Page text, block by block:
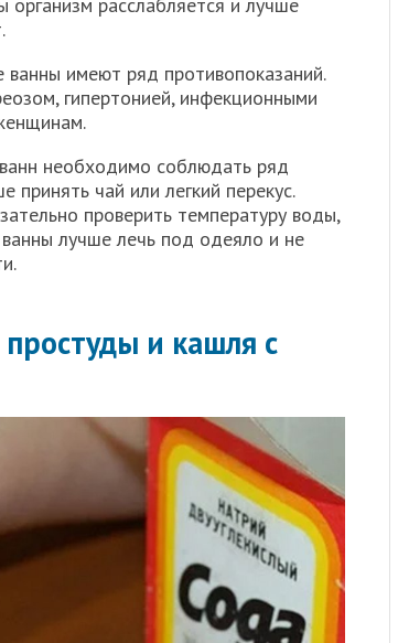
имеют ряд противопоказаний.
гипертонией, инфекционными
необходимо соблюдать ряд
чай или легкий перекус.
проверить температуру воды,
лучше лечь под одеяло и не
и кашля с